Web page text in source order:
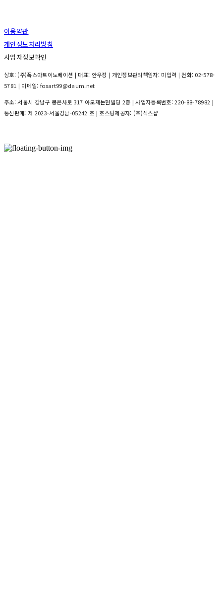
이용약관
개인정보처리방침
사업자정보확인
상호: (주)폭스아트이노베이션 | 대표: 안우정 | 개인정보관리책임자: 미입력 | 전화: 02-578-
5781 | 이메일: foxart99@daum.net
주소: 서울시 강남구 봉은사로 317 아모제논현빌딩 2층 | 사업자등록번호:220-88-78982 |
통신판매: 제 2023-서울강남-05242 호 | 호스팅제공자: (주)식스샵